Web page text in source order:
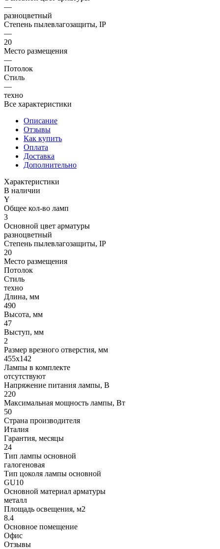
—
разноцветный
Степень пылевлагозащиты, IP
—
20
Место размещения
—
Потолок
Стиль
—
техно
Все характеристики
Описание
Отзывы
Как купить
Оплата
Доставка
Дополнительно
Характеристики
В наличии
Y
Общее кол-во ламп
3
Основной цвет арматуры
разноцветный
Степень пылевлагозащиты, IP
20
Место размещения
Потолок
Стиль
техно
Длина, мм
490
Высота, мм
47
Выступ, мм
2
Размер врезного отверстия, мм
455x142
Лампы в комплекте
отсутствуют
Напряжение питания лампы, В
220
Максимальная мощность лампы, Вт
50
Страна производителя
Италия
Гарантия, месяцы
24
Тип лампы основной
галогеновая
Тип цоколя лампы основной
GU10
Основной материал арматуры
металл
Площадь освещения, м2
8.4
Основное помещение
Офис
Отзывы